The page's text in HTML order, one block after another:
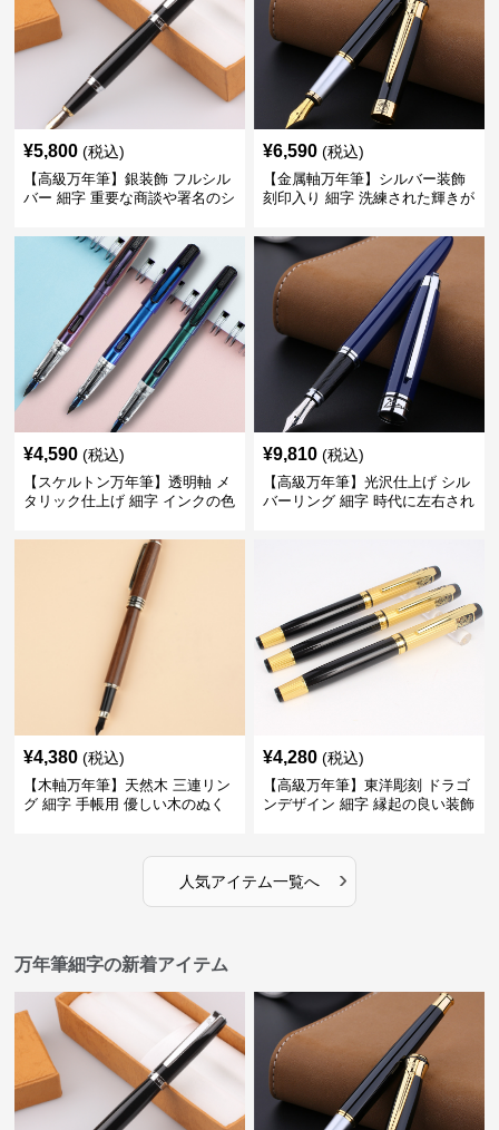
¥5,800 (税込)
【高級万年筆】銀装飾 フルシル
バー 細字 重要な商談や署名のシ
てくれる
¥6,590 (税込)
【金属軸万年筆】シルバー装飾
刻印入り 細字 洗練された輝きが
¥4,590 (税込)
【スケルトン万年筆】透明軸 メ
タリック仕上げ 細字 インクの色
する
¥9,810 (税込)
【高級万年筆】光沢仕上げ シル
バーリング 細字 時代に左右され
¥4,380 (税込)
【木軸万年筆】天然木 三連リン
グ 細字 手帳用 優しい木のぬく
¥4,280 (税込)
【高級万年筆】東洋彫刻 ドラゴ
ンデザイン 細字 縁起の良い装飾
人気アイテム一覧へ ›
万年筆細字の新着アイテム